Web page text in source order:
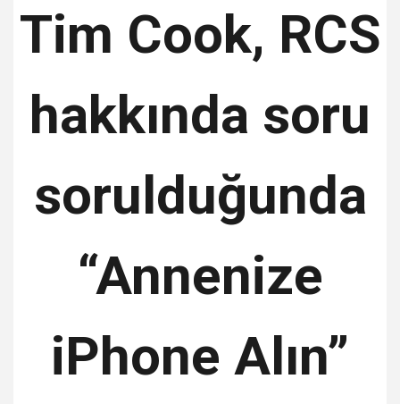
Tim Cook, RCS
hakkında soru
sorulduğunda
“Annenize
iPhone Alın”